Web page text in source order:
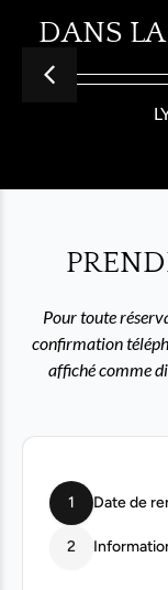
DANS
Pour toute
confirmation
affiché comme